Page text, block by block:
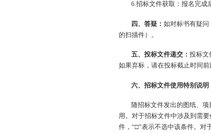
6.招标文件获取：报名完成
四、答疑：如对标书有疑
的扫描件）。
五、投标文件递交：投标文
如果弃标，请在投标截止时间
六、招标文件使用特别说明
随招标文件发出的图纸、
用。对于招标文件中涉及到需
件，“□”表示不选中该条件。对